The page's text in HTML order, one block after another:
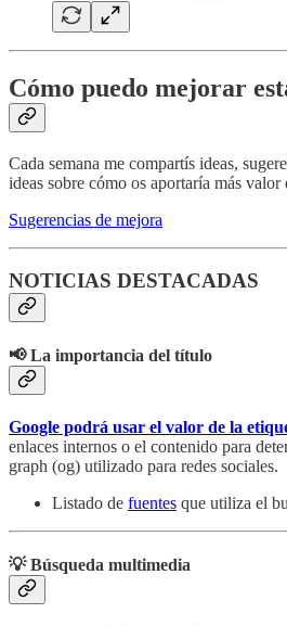
Cómo puedo mejorar
Cada semana me compartís ideas,
ideas sobre cómo os aportaría más valor
Sugerencias de mejora
NOTICIAS DESTACADAS
📢 La importancia del título
Google podrá usar el valor de la
enlaces internos o el contenido para
graph (og) utilizado para redes sociales.
Listado de fuentes que utiliza el
💡 Búsqueda multimedia